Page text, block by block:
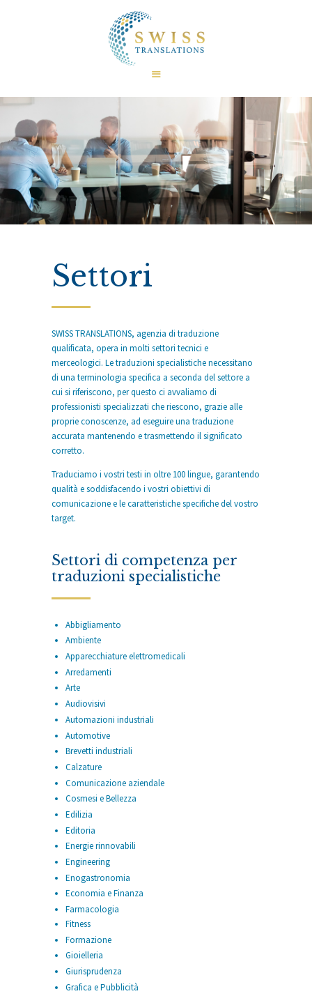
CERTIFICAZIONI
TRADUZIONI
LINGUE
SETTORI
FAQ
CURIOSITÀ
Settori
SWISS TRANSLATIONS, agenzia di traduzione
qualificata, opera in molti settori tecnici e
merceologici. Le traduzioni specialistiche necessitano
di una terminologia specifica a seconda del settore a
cui si riferiscono, per questo ci avvaliamo di
professionisti specializzati che riescono, grazie alle
proprie conoscenze, ad eseguire una traduzione
accurata mantenendo e trasmettendo il significato
corretto.
Traduciamo i vostri testi in oltre 100 lingue, garantendo
qualità e soddisfacendo i vostri obiettivi di
comunicazione e le caratteristiche specifiche del vostro
target.
Settori di competenza per
traduzioni specialistiche
Abbigliamento
Ambiente
Apparecchiature elettromedicali
Arredamenti
Arte
Audiovisivi
Automazioni industriali
Automotive
Brevetti industriali
Calzature
Comunicazione aziendale
Cosmesi e Bellezza
Edilizia
Editoria
Energie rinnovabili
Engineering
Enogastronomia
Economia e Finanza
Farmacologia
Fitness
Formazione
Gioielleria
Giurisprudenza
Grafica e Pubblicità